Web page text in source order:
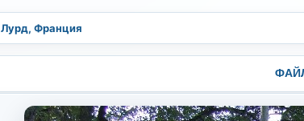
Лурд, Франция